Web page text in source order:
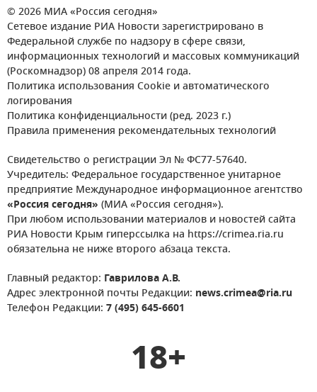
© 2026 МИА «Россия сегодня»
Сетевое издание РИА Новости зарегистрировано в
Федеральной службе по надзору в сфере связи,
информационных технологий и массовых коммуникаций
(Роскомнадзор) 08 апреля 2014 года.
Политика использования Cookie и автоматического
логирования
Политика конфиденциальности (ред. 2023 г.)
Правила применения рекомендательных технологий
Свидетельство о регистрации Эл № ФС77-57640.
Учредитель: Федеральное государственное унитарное
предприятие Международное информационное агентство
«Россия сегодня» (МИА «Россия сегодня»).
При любом использовании материалов и новостей сайта
РИА Новости Крым гиперссылка на https://crimea.ria.ru
обязательна не ниже второго абзаца текста.
Главный редактор: Гаврилова А.В.
Адрес электронной почты Редакции: news.crimea@ria.ru
Телефон Редакции: 7 (495) 645-6601
18+